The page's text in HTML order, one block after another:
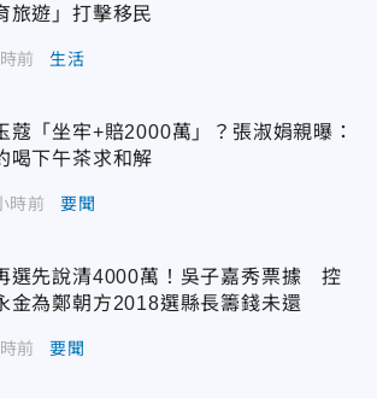
旅遊」打擊移民
前 生活
蔻「坐牢+賠2000萬」？張淑娟親曝：
喝下午茶求和解
時前 要聞
選先說清4000萬！吳子嘉秀票據 控
金為鄭朝方2018選縣長籌錢未還
前 要聞